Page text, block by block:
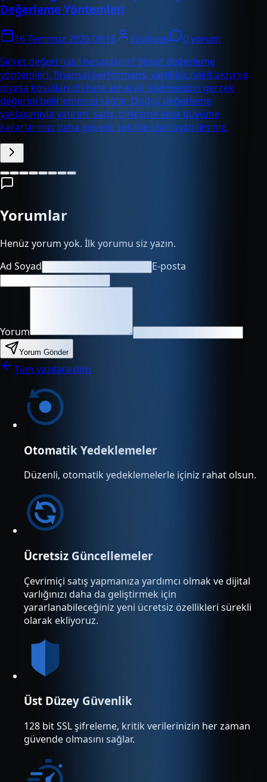
Değerleme Yöntemleri
16 Temmuz 2026 09:16 Enabase
0 yorum
Şirket değeri nasıl hesaplanır? Şirket değerleme
yöntemleri, finansal performans, varlıklar, nakit akışı ve
piyasa koşulları dikkate alınarak işletmenizin gerçek
değerini belirlemenizi sağlar. Doğru değerleme
yaklaşımıyla yatırım, satış, birleşme veya büyüme
kararlarınızı daha güvenli şekilde planlayabilirsiniz.
Yorumlar
Henüz yorum yok. İlk yorumu siz yazın.
Ad Soyad
E-posta
Yorum
Yorum Gönder
Tüm yazılara dön
Otomatik Yedeklemeler
Düzenli, otomatik yedeklemelerle içiniz rahat olsun.
Ücretsiz Güncellemeler
Çevrimiçi satış yapmanıza yardımcı olmak ve dijital
varlığınızı daha da geliştirmek için
yararlanabileceğiniz yeni ücretsiz özellikleri sürekli
olarak ekliyoruz.
Üst Düzey Güvenlik
128 bit SSL şifreleme, kritik verilerinizin her zaman
güvende olmasını sağlar.